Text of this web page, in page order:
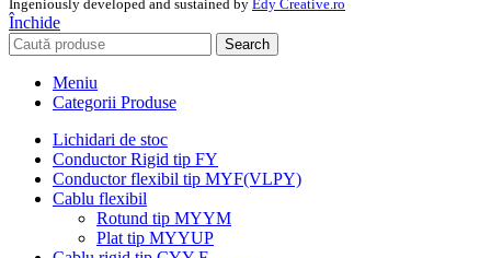
Ingeniously developed and sustained by Edy Creative.ro
Închide
Search
Meniu
Categorii Produse
Lichidari de stoc
Conductor Rigid tip FY
Conductor flexibil tip MYF(VLPY)
Cablu flexibil
Rotund tip MYYM
Plat tip MYYUP